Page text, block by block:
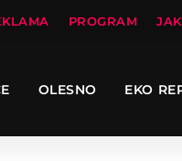
PROGRAM
OLESNO EKO